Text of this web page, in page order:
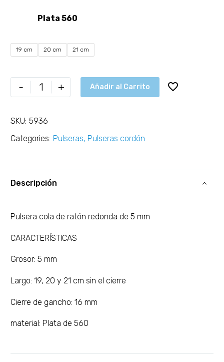
Plata 560
19 cm 20 cm 21 cm
- + Añadir al Carrito
SKU: 5936
Categories: Pulseras, Pulseras cordón
Descripción
Pulsera cola de ratón redonda de 5 mm
CARACTERÍSTICAS
Grosor: 5 mm
Largo: 19, 20 y 21 cm sin el cierre
Cierre de gancho: 16 mm
material: Plata de 560